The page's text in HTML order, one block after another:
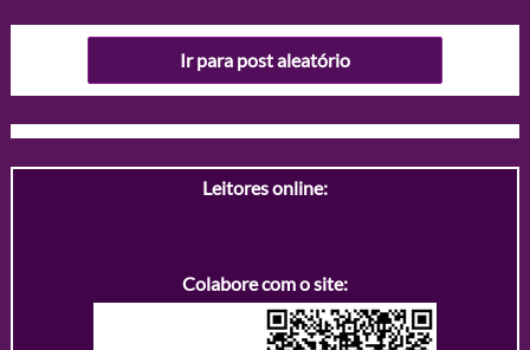
Ir para post aleatório
Leitores online:
Colabore com o site: